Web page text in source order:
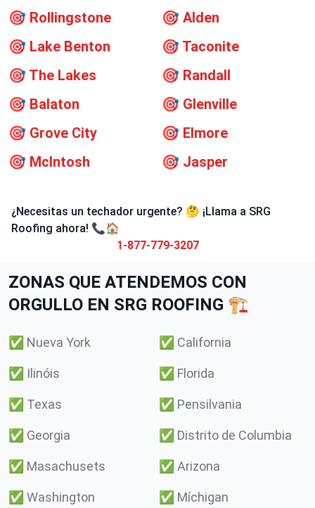
🎯 Rollingstone 🎯 Alden
🎯 Lake Benton 🎯 Taconite
🎯 The Lakes 🎯 Randall
🎯 Balaton 🎯 Glenville
🎯 Grove City 🎯 Elmore
🎯 McIntosh 🎯 Jasper
¿Necesitas un techador urgente? 🤔 ¡Llama a SRG
Roofing ahora! 📞🏠
1-877-779-3207
ZONAS QUE ATENDEMOS CON
ORGULLO EN SRG ROOFING 🏗️
✅ Nueva York ✅ California
✅ Ilinóis ✅ Florida
✅ Texas ✅ Pensilvania
✅ Georgia ✅ Distrito de Columbia
✅ Masachusets ✅ Arizona
✅ Washington ✅ Míchigan